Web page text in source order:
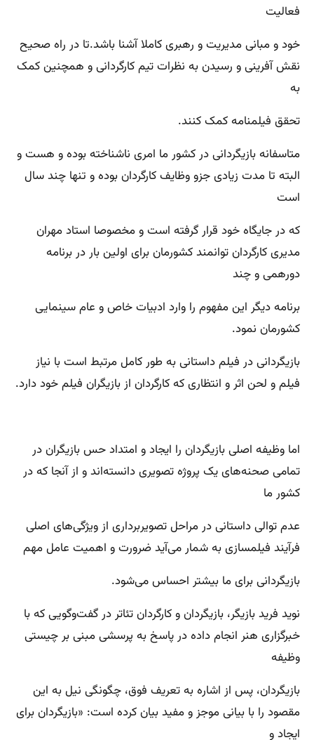
فعالیت
خود و مبانی مدیریت و رهبری کاملا آشنا باشد.تا در راه صحیح
نقش‌ آفرینی و رسیدن به نظرات تیم کارگردانی و همچنین کمک
به
تحقق فیلمنامه کمک کنند.
متاسفانه بازیگردانی در کشور ما امری ناشناخته بوده و هست و
البته تا مدت زیادی جزو وظایف کارگردان بوده و تنها چند سال
است
که در جایگاه خود قرار گرفته است و مخصوصا استاد مهران
مدیری کارگردان توانمند کشورمان برای اولین بار در برنامه
دورهمی و چند
برنامه دیگر این مفهوم را وارد ادبیات خاص و عام سینمایی
کشورمان نمود.
بازیگردانی در فیلم داستانی به طور کامل مرتبط است با نیاز
فیلم و لحن اثر و انتظاری که کارگردان از بازیگران فیلم خود دارد.
اما وظیفه‌ اصلی بازیگردان را ایجاد و امتداد حس بازیگران در
تمامی صحنه‌های یک پروژه‌ تصویری دانسته‌اند و از آنجا که در
کشور ما
عدم توالی داستانی در مراحل تصویربرداری از ویژگی‌های اصلی
فرآیند فیلمسازی به شمار می‌آید ضرورت و اهمیت عامل مهم
بازیگردانی برای ما بیشتر احساس می‌شود.
نوید فرید بازیگر، بازیگردان و کارگردان تئاتر در گفت‌وگویی که با
خبرگزاری هنر انجام داده در پاسخ به پرسشی مبنی بر چیستی
وظیفه‌
بازیگردان، پس از اشاره به تعریف فوق، چگونگی نیل به این
مقصود را با بیانی موجز و مفید بیان کرده است: «بازیگردان برای
ایجاد و